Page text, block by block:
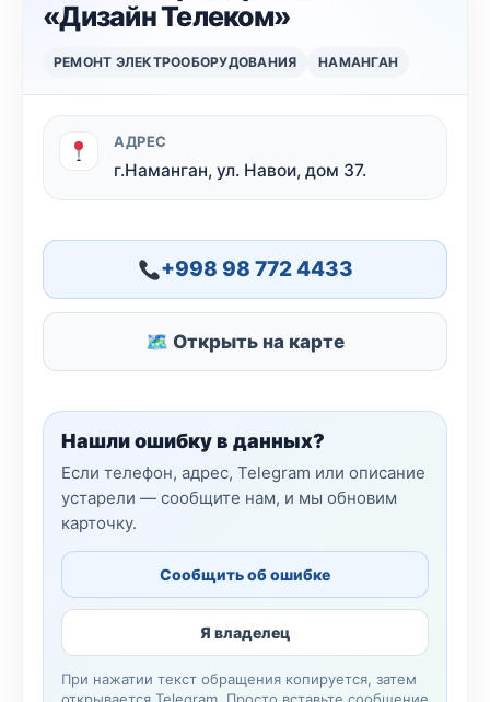
«Дизайн Телеком»
РЕМОНТ ЭЛЕКТРООБОРУДОВАНИЯ НАМАНГАН
АДРЕС
г.Наманган, ул. Навои, дом 37.
+998 98 772 4433
🗺 Открыть на карте
Нашли ошибку в данных?
Если телефон, адрес, Telegram или описание
устарели — сообщите нам, и мы обновим
карточку.
Сообщить об ошибке
Я владелец
При нажатии текст обращения копируется, затем